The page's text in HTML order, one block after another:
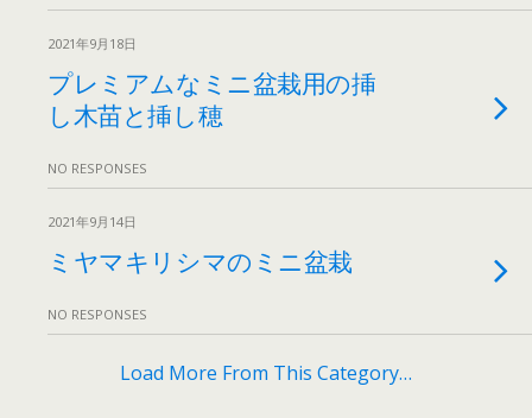
2021年9月18日
プレミアムなミニ盆栽用の挿
し木苗と挿し穂
NO RESPONSES
2021年9月14日
ミヤマキリシマのミニ盆栽
NO RESPONSES
Load More From This Category…